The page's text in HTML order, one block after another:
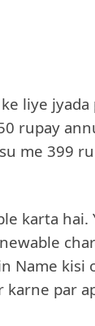
liye jyada
rupay
me 399
karta hai.
Name kisi
karne par